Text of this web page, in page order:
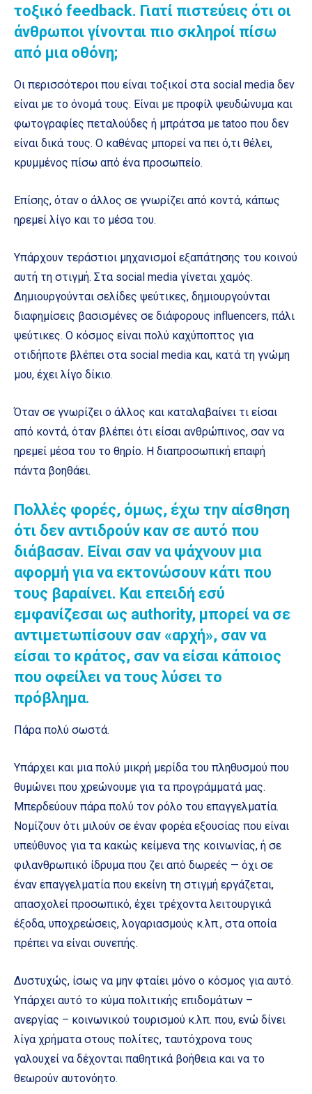
τοξικό feedback. Γιατί πιστεύεις ότι οι
άνθρωποι γίνονται πιο σκληροί πίσω
από μια οθόνη;
Οι περισσότεροι που είναι τοξικοί στα social media δεν
είναι με το όνομά τους. Είναι με προφίλ ψευδώνυμα και
φωτογραφίες πεταλούδες ή μπράτσα με tatoo που δεν
είναι δικά τους. Ο καθένας μπορεί να πει ό,τι θέλει,
κρυμμένος πίσω από ένα προσωπείο.
Επίσης, όταν ο άλλος σε γνωρίζει από κοντά, κάπως
ηρεμεί λίγο και το μέσα του.
Υπάρχουν τεράστιοι μηχανισμοί εξαπάτησης του κοινού
αυτή τη στιγμή. Στα social media γίνεται χαμός.
Δημιουργούνται σελίδες ψεύτικες, δημιουργούνται
διαφημίσεις βασισμένες σε διάφορους influencers, πάλι
ψεύτικες. Ο κόσμος είναι πολύ καχύποπτος για
οτιδήποτε βλέπει στα social media και, κατά τη γνώμη
μου, έχει λίγο δίκιο.
Όταν σε γνωρίζει ο άλλος και καταλαβαίνει τι είσαι
από κοντά, όταν βλέπει ότι είσαι ανθρώπινος, σαν να
ηρεμεί μέσα του το θηρίο. Η διαπροσωπική επαφή
πάντα βοηθάει.
Πολλές φορές, όμως, έχω την αίσθηση
ότι δεν αντιδρούν καν σε αυτό που
διάβασαν. Είναι σαν να ψάχνουν μια
αφορμή για να εκτονώσουν κάτι που
τους βαραίνει. Και επειδή εσύ
εμφανίζεσαι ως authority, μπορεί να σε
αντιμετωπίσουν σαν «αρχή», σαν να
είσαι το κράτος, σαν να είσαι κάποιος
που οφείλει να τους λύσει το
πρόβλημα.
Πάρα πολύ σωστά.
Υπάρχει και μια πολύ μικρή μερίδα του πληθυσμού που
θυμώνει που χρεώνουμε για τα προγράμματά μας.
Μπερδεύουν πάρα πολύ τον ρόλο του επαγγελματία.
Νομίζουν ότι μιλούν σε έναν φορέα εξουσίας που είναι
υπεύθυνος για τα κακώς κείμενα της κοινωνίας, ή σε
φιλανθρωπικό ίδρυμα που ζει από δωρεές — όχι σε
έναν επαγγελματία που εκείνη τη στιγμή εργάζεται,
απασχολεί προσωπικό, έχει τρέχοντα λειτουργικά
έξοδα, υποχρεώσεις, λογαριασμούς κ.λπ., στα οποία
πρέπει να είναι συνεπής.
Δυστυχώς, ίσως να μην φταίει μόνο ο κόσμος για αυτό.
Υπάρχει αυτό το κύμα πολιτικής επιδομάτων –
ανεργίας – κοινωνικού τουρισμού κ.λπ. που, ενώ δίνει
λίγα χρήματα στους πολίτες, ταυτόχρονα τους
γαλουχεί να δέχονται παθητικά βοήθεια και να το
θεωρούν αυτονόητο.